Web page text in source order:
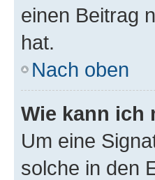
einen Beitrag
hat.
Nach oben
Wie kann ich
Um eine
solche in den